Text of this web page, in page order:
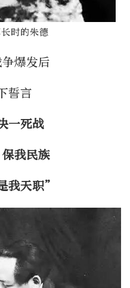
时的朱德
爆发后
誓言
一死战
我民族
我天职”